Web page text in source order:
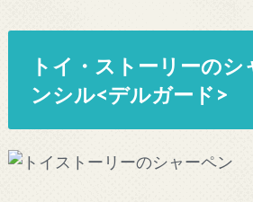
トイ・ストーリーの
ンシル<デルガード>